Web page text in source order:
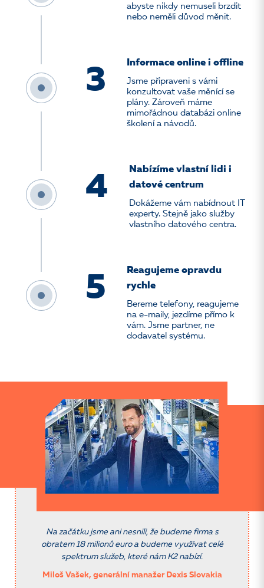
abyste nikdy nemuseli brzdit
nebo neměli důvod měnit.
3
Informace online i offline
Jsme připraveni s vámi
konzultovat vaše měnící se
plány. Zároveň máme
mimořádnou databázi online
školení a návodů.
4
Nabízíme vlastní lidi i
datové centrum
Dokážeme vám nabídnout IT
experty. Stejně jako služby
vlastního datového centra.
5
Reagujeme opravdu
rychle
Bereme telefony, reagujeme
na e-maily, jezdíme přímo k
vám. Jsme partner, ne
dodavatel systému.
Na začátku jsme ani nesnili, že budeme firma s
obratem 18 milionů euro a budeme využívat celé
spektrum služeb, které nám K2 nabízí.
Miloš Vašek, generální manažer Dexis Slovakia